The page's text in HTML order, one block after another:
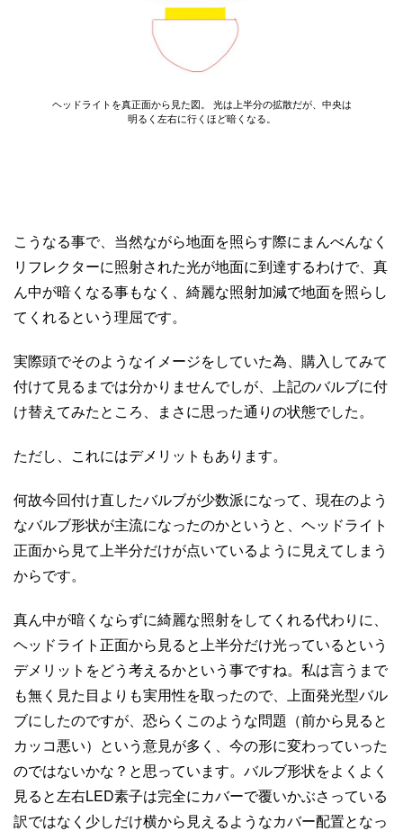
ヘッドライトを真正面から見た図。 光は上半分の拡散だが、中央は
明るく左右に行くほど暗くなる。
こうなる事で、当然ながら地面を照らす際にまんべんなく
リフレクターに照射された光が地面に到達するわけで、真
ん中が暗くなる事もなく、綺麗な照射加減で地面を照らし
てくれるという理屈です。
実際頭でそのようなイメージをしていた為、購入してみて
付けて見るまでは分かりませんでしが、上記のバルブに付
け替えてみたところ、まさに思った通りの状態でした。
ただし、これにはデメリットもあります。
何故今回付け直したバルブが少数派になって、現在のよう
なバルブ形状が主流になったのかというと、ヘッドライト
正面から見て上半分だけが点いているように見えてしまう
からです。
真ん中が暗くならずに綺麗な照射をしてくれる代わりに、
ヘッドライト正面から見ると上半分だけ光っているという
デメリットをどう考えるかという事ですね。私は言うまで
も無く見た目よりも実用性を取ったので、上面発光型バル
ブにしたのですが、恐らくこのような問題（前から見ると
カッコ悪い）という意見が多く、今の形に変わっていった
のではないかな？と思っています。バルブ形状をよくよく
見ると左右LED素子は完全にカバーで覆いかぶさっている
訳ではなく少しだけ横から見えるようなカバー配置となっ